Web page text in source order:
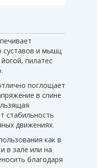
суставов и мышц
пилатес
поглощает
в спине
стабильность
движениях.
как в
в зале или на
благодаря